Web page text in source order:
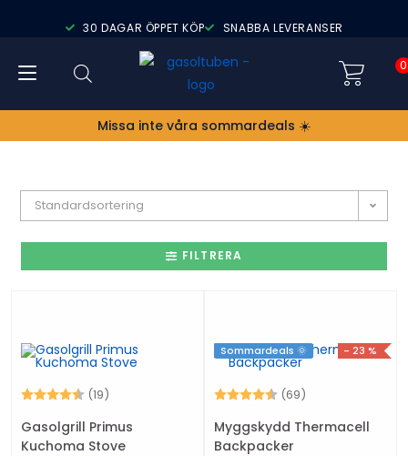
30 DAGAR ÖPPET KÖP SNABBA LEVERANSER
0
Missa inte våra sommardeals ☀️
Standardsortering
FILTRERA
Betyg: (19)
4.6 utav 5 stjärnor
Gasolgrill Primus
Kuchoma Stove
Sommardeals 🌞 - 23 %
Betyg: (69)
Myggskydd Thermacell
Backpacker